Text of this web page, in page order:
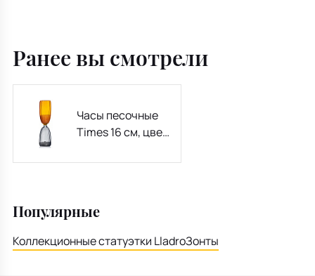
Ранее вы смотрели
Часы песочные
Times 16 см, цвет
Популярные
Коллекционные статуэтки LladroЗонты